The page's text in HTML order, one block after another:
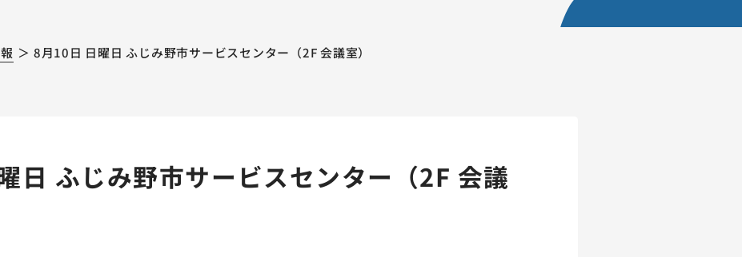
8月10日 日曜日 ふじみ野市サービスセンター（2F 会議室）
日 ふじみ野市サービスセンター（2F 会議